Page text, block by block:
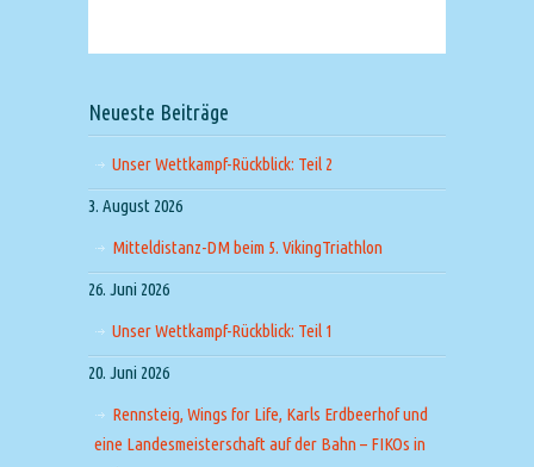
Neueste Beiträge
Unser Wettkampf-Rückblick: Teil 2
3. August 2026
Mitteldistanz-DM beim 5. VikingTriathlon
26. Juni 2026
Unser Wettkampf-Rückblick: Teil 1
20. Juni 2026
Rennsteig, Wings for Life, Karls Erdbeerhof und
eine Landesmeisterschaft auf der Bahn – FIKOs in